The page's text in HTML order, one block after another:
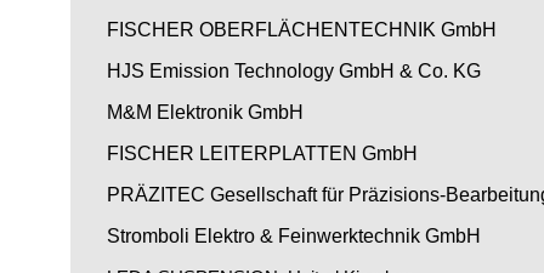
FISCHER OBERFLÄCHENTECHNIK GmbH
HJS Emission Technology GmbH & Co. KG
M&M Elektronik GmbH
FISCHER LEITERPLATTEN GmbH
PRÄZITEC Gesellschaft für Präzisions-
Stromboli Elektro & Feinwerktechnik GmbH